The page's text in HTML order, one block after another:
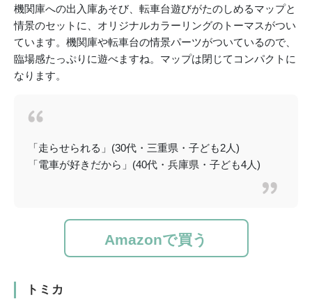
機関庫への出入庫あそび、転車台遊びがたのしめるマップと
情景のセットに、オリジナルカラーリングのトーマスがつい
ています。機関庫や転車台の情景パーツがついているので、
臨場感たっぷりに遊べますね。マップは閉じてコンパクトに
なります。
「走らせられる」(30代・三重県・子ども2人)
「電車が好きだから」(40代・兵庫県・子ども4人)
Amazonで買う
トミカ